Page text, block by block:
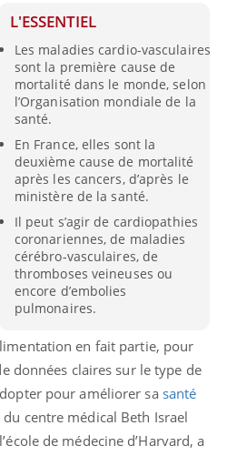
L'ESSENTIEL
Les maladies cardio-vasculaires
sont la première cause de
mortalité dans le monde, selon
l’Organisation mondiale de la
santé.
En France, elles sont la
deuxième cause de mortalité
après les cancers, d’après le
ministère de la santé.
Il peut s’agir de cardiopathies
coronariennes, de maladies
cérébro-vasculaires, de
thromboses veineuses ou
encore d’embolies
pulmonaires.
en fait partie, pour
données claires sur le type de
pour améliorer sa santé
centre médical Beth Israel
de médecine d’Harvard, a